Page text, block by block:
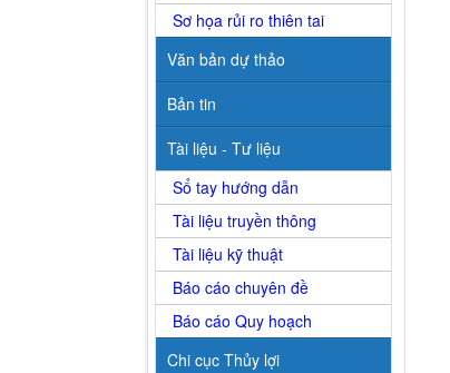
Sơ họa rủi ro thiên tai
Văn bản dự thảo
Bản tin
Tài liệu - Tư liệu
Sổ tay hướng dẫn
Tài liệu truyền thông
Tài liệu kỹ thuật
Báo cáo chuyên đề
Báo cáo Quy hoạch
Chi cục Thủy lợi